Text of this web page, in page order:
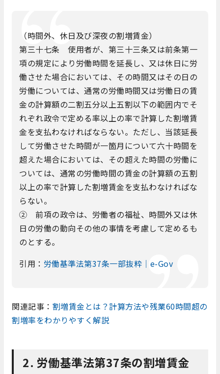
（時間外、休日及び深夜の割増賃金）
第三十七条 使用者が、第三十三条又は前条第一
項の規定により労働時間を延長し、又は休日に労
働させた場合においては、その時間又はその日の
労働については、通常の労働時間又は労働日の賃
金の計算額の二割五分以上五割以下の範囲内でそ
れぞれ政令で定める率以上の率で計算した割増賃
金を支払わなければならない。ただし、当該延長
して労働させた時間が一箇月について六十時間を
超えた場合においては、その超えた時間の労働に
ついては、通常の労働時間の賃金の計算額の五割
以上の率で計算した割増賃金を支払わなければな
らない。
② 前項の政令は、労働者の福祉、時間外又は休
日の労働の動向その他の事情を考慮して定めるも
のとする。
引用： 労働基準法第37条一部抜粋｜e-Gov
関連記事： 割増賃金とは？計算方法や残業60時間超の
割増率をわかりやすく解説
2. 労働基準法第37条の割増賃金